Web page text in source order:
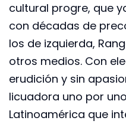
cultural progre, que
con décadas de
los de izquierda,
otros medios. Con
erudición y sin
licuadora uno por
Latinoamérica que